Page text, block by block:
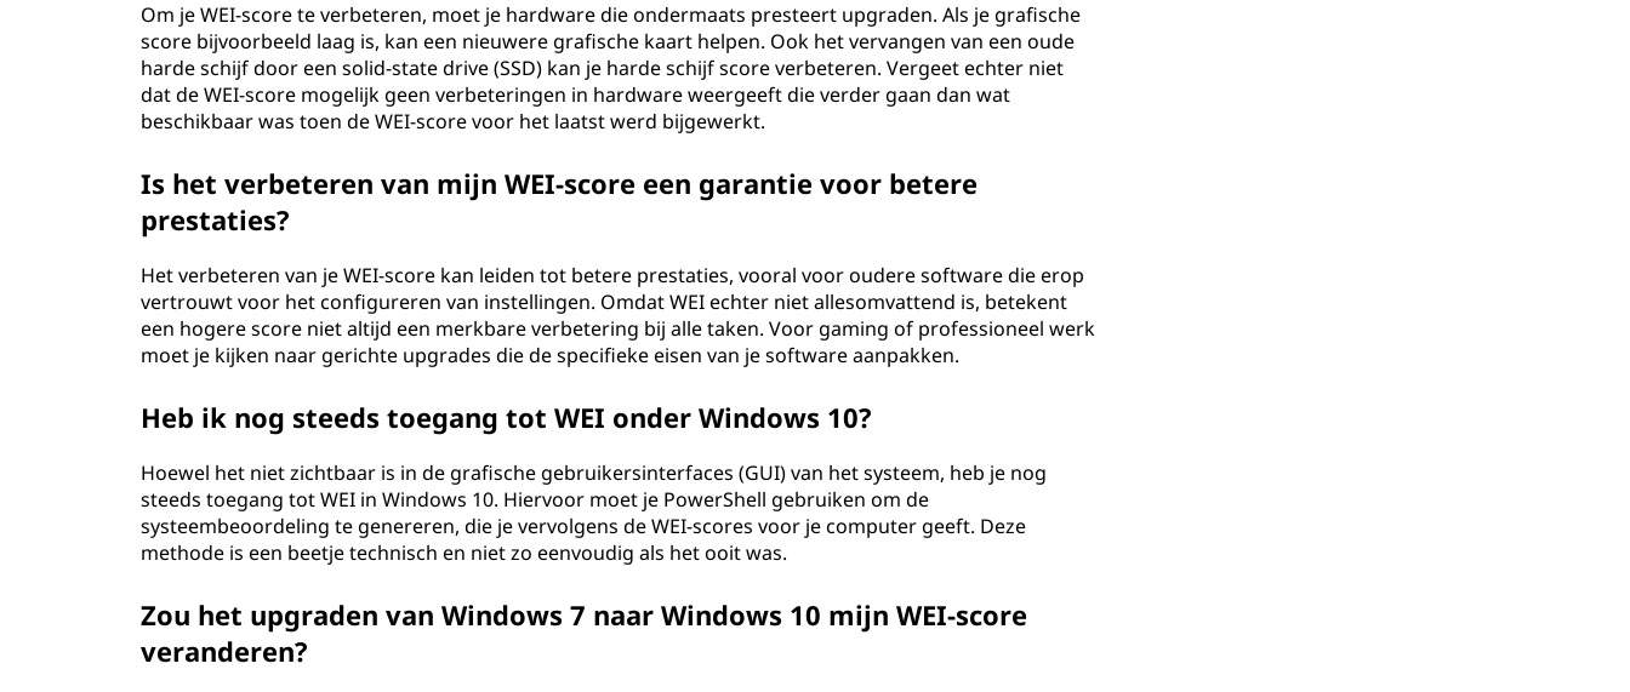
Om je WEI-score te verbeteren, moet je hardware die ondermaats presteert upgraden. Als je grafische
score bijvoorbeeld laag is, kan een nieuwere grafische kaart helpen. Ook het vervangen van een oude
harde schijf door een solid-state drive (SSD) kan je harde schijf score verbeteren. Vergeet echter niet
dat de WEI-score mogelijk geen verbeteringen in hardware weergeeft die verder gaan dan wat
beschikbaar was toen de WEI-score voor het laatst werd bijgewerkt.
Is het verbeteren van mijn WEI-score een garantie voor betere
prestaties?
Het verbeteren van je WEI-score kan leiden tot betere prestaties, vooral voor oudere software die erop
vertrouwt voor het configureren van instellingen. Omdat WEI echter niet allesomvattend is, betekent
een hogere score niet altijd een merkbare verbetering bij alle taken. Voor gaming of professioneel werk
moet je kijken naar gerichte upgrades die de specifieke eisen van je software aanpakken.
Heb ik nog steeds toegang tot WEI onder Windows 10?
Hoewel het niet zichtbaar is in de grafische gebruikersinterfaces (GUI) van het systeem, heb je nog
steeds toegang tot WEI in Windows 10. Hiervoor moet je PowerShell gebruiken om de
systeembeoordeling te genereren, die je vervolgens de WEI-scores voor je computer geeft. Deze
methode is een beetje technisch en niet zo eenvoudig als het ooit was.
Zou het upgraden van Windows 7 naar Windows 10 mijn WEI-score
veranderen?